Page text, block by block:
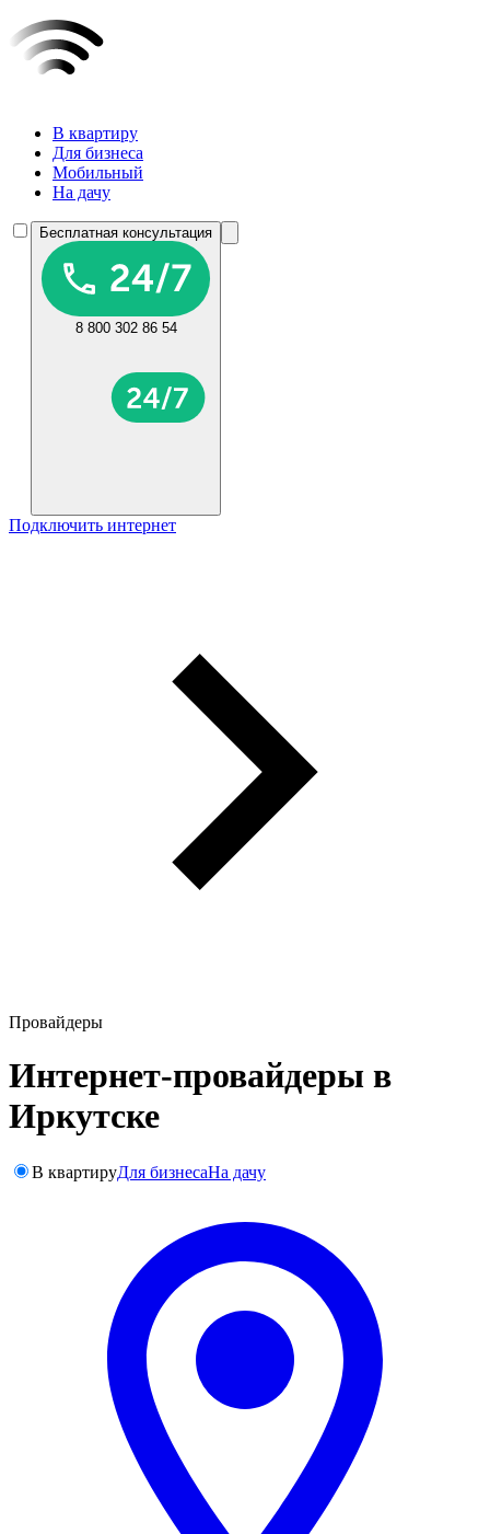
В квартиру
Для бизнеса
Мобильный
На дачу
Бесплатная консультация
8 800 302 86 54
Подключить интернет
Провайдеры
Интернет-провайдеры в
Иркутске
В квартируДля бизнесаНа дачу